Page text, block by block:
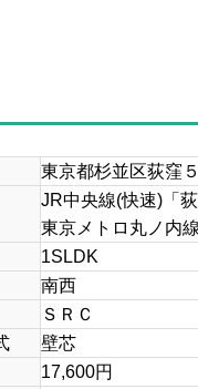
東京都杉並区荻窪
JR中央線(快速)「
東京メトロ丸ノ内
1SLDK
南西
ＳＲＣ
壁芯
17,600円